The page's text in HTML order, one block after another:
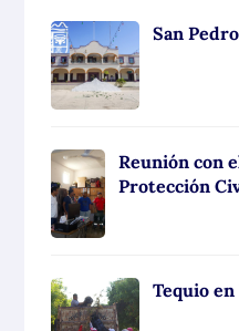
San
Reunión con
Protección
Tequio